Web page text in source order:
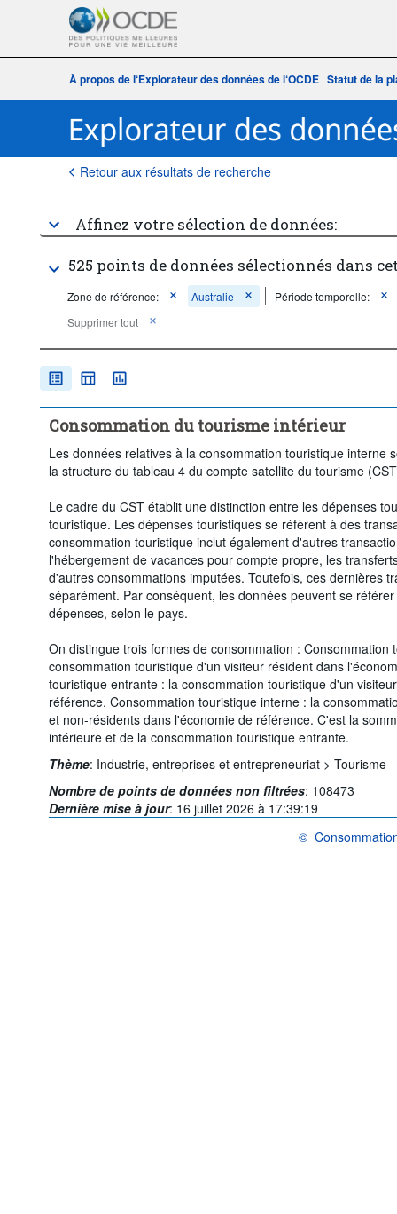
À propos de l‘Explorateur des données de l‘OCDE | Statut de la
Retour aux résultats de recherche
Affinez votre sélection de données:
525 points de données sélectionnés dans
Zone de référence: Australie
Période temporelle:
Supprimer tout
Consommation du tourisme intérieur
Les données relatives à la consommation touristique interne
la structure du tableau 4 du compte satellite du tourisme
Le cadre du CST établit une distinction entre les dépenses
touristique. Les dépenses touristiques se réfèrent à des
consommation touristique inclut également d'autres
l'hébergement de vacances pour compte propre, les
d'autres consommations imputées. Toutefois, ces dernières
séparément. Par conséquent, les données peuvent se
dépenses, selon le pays.
On distingue trois formes de consommation : Consommation
consommation touristique d'un visiteur résident dans
touristique entrante : la consommation touristique d'un
référence. Consommation touristique interne : la
et non-résidents dans l'économie de référence. C'est la
intérieure et de la consommation touristique entrante.
Thème: Industrie, entreprises et entrepreneuriat > Tourisme
Nombre de points de données non filtrées: 108473
Dernière mise à jour: 16 juillet 2026 à 17:39:19
©